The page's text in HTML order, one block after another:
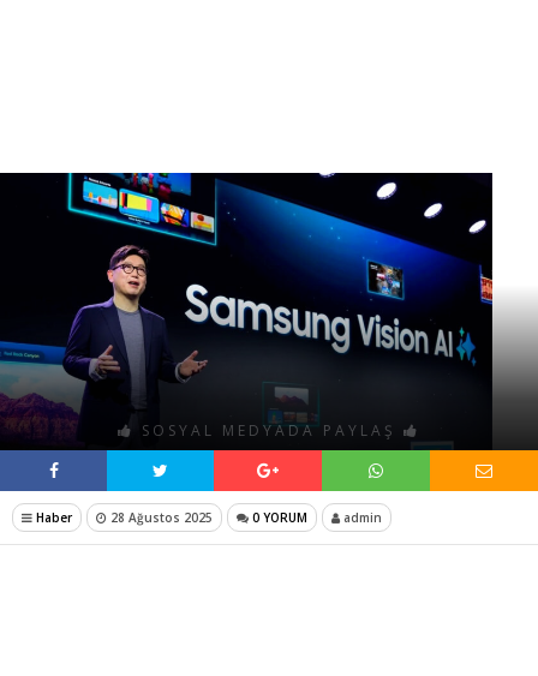
SOSYAL MEDYADA PAYLAŞ
Haber 28 Ağustos 2025 0 YORUM admin